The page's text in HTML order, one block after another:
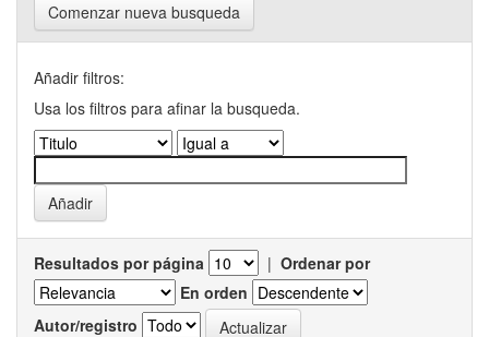
Comenzar nueva busqueda
Añadir filtros:
Usa los filtros para afinar la busqueda.
Resultados por página | Ordenar por
En orden
Autor/registro